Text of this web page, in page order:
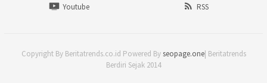
Youtube
RSS
Copyright By Beritatrends.co.id Powered Byseopage.one| Beritatrends
Berdiri Sejak 2014